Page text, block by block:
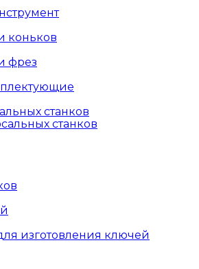
коньков
фрез
станков
станков
изготовления ключей